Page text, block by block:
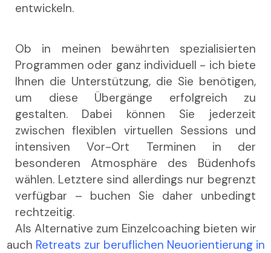
entwickeln.
Ob in meinen bewährten spezialisierten
Programmen oder ganz individuell - ich biete
Ihnen die Unterstützung, die Sie benötigen,
um diese Übergänge erfolgreich zu
gestalten. Dabei können Sie jederzeit
zwischen flexiblen virtuellen Sessions und
intensiven Vor-Ort Terminen in der
besonderen Atmosphäre des Büdenhofs
wählen. Letztere sind allerdings nur begrenzt
verfügbar – buchen Sie daher unbedingt
rechtzeitig.
Als Alternative zum Einzelcoaching bieten wir
auch Retreats zur beruflichen Neuorientierung in